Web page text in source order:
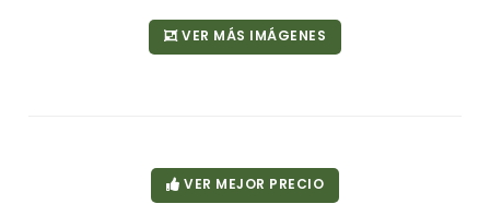
VER MÁS IMÁGENES
VER MEJOR PRECIO